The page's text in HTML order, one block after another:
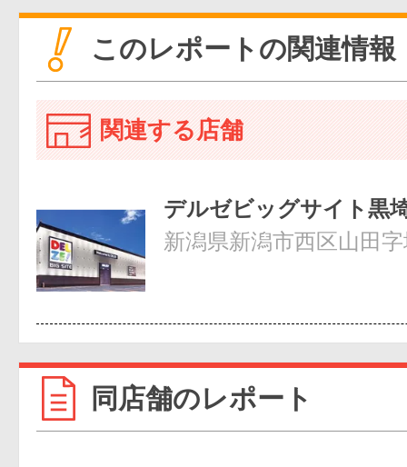
このレポートの関連情報
関連する店舗
デルゼビッグサイト黒
新潟県新潟市西区山田
同店舗のレポート